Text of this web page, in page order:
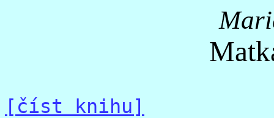
[číst knihu]